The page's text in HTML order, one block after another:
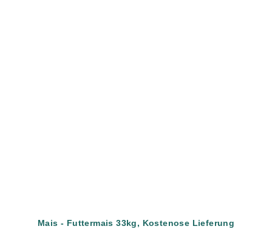
Mais - Futtermais 33kg, Kostenose Lieferung